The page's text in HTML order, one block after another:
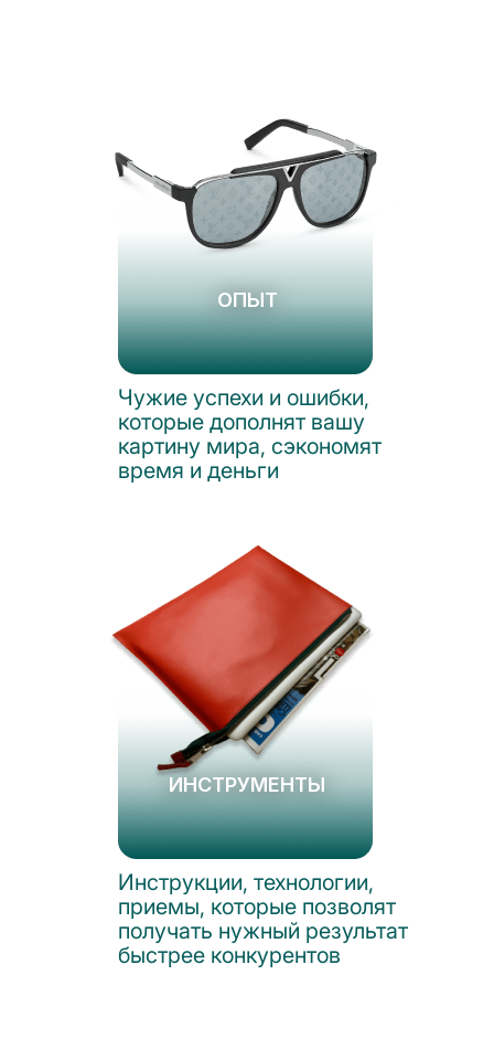
ОПЫТ
Чужие успехи и ошибки,
которые дополнят вашу
картину мира, сэкономят
время и деньги
ИНСТРУМЕНТЫ
Инструкции, технологии,
приемы, которые позволят
получать нужный результат
быстрее конкурентов